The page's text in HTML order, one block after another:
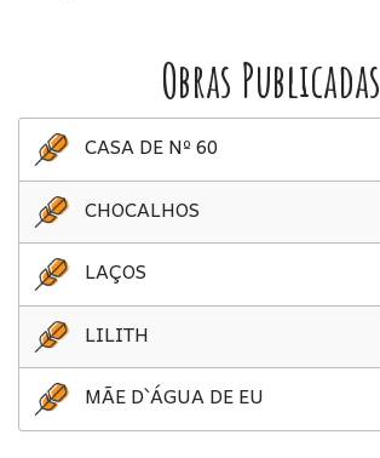
Obras Publicadas
CASA DE Nº 60
CHOCALHOS
LAÇOS
LILITH
MÃE D`ÁGUA DE EU